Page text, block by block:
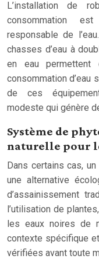
L’installation de
consommation
responsable de
chasses d’eau à
en eau permettent
consommation d’eau
de ces
modeste qui génère
Système de
naturelle pour
Dans certains cas,
une alternative
d’assainissement
l’utilisation de
les eaux noires de
contexte spécifique
vérifiées avant toute